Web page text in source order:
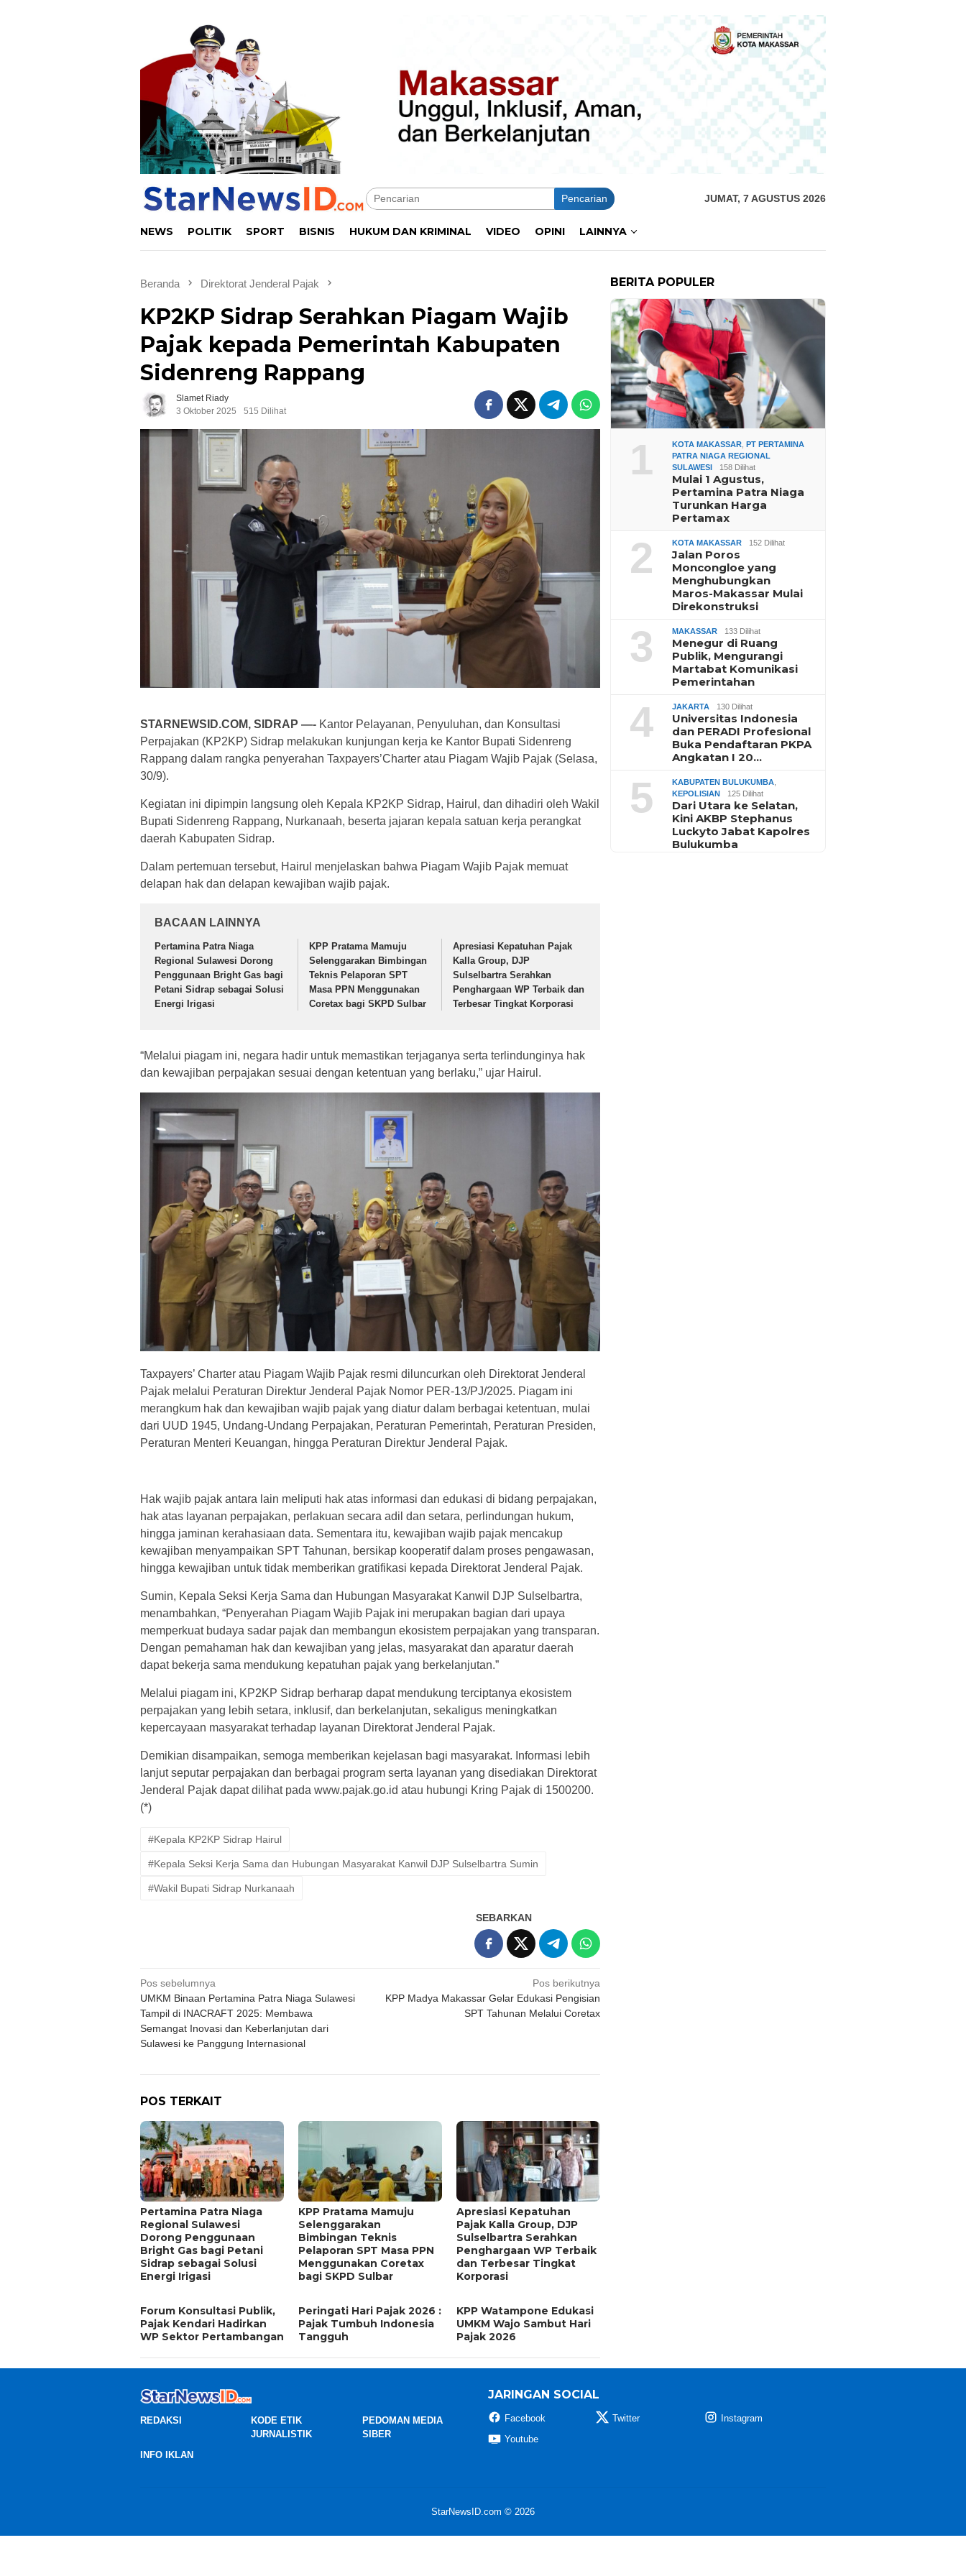
Pencarian JUMAT, 7 AGUSTUS 2026
NEWS POLITIK SPORT BISNIS HUKUM DAN KRIMINAL VIDEO OPINI LAINNYA
Beranda Direktorat Jenderal Pajak
KP2KP Sidrap Serahkan Piagam Wajib
Pajak kepada Pemerintah Kabupaten
Sidenreng Rappang
Slamet Riady
3 Oktober 2025
515 Dilihat
STARNEWSID.COM, SIDRAP —- Kantor Pelayanan, Penyuluhan, dan Konsultasi
Perpajakan (KP2KP) Sidrap melakukan kunjungan kerja ke Kantor Bupati Sidenreng
Rappang dalam rangka penyerahan Taxpayers’Charter atau Piagam Wajib Pajak (Selasa,
30/9).
Kegiatan ini dipimpin langsung oleh Kepala KP2KP Sidrap, Hairul, dan dihadiri oleh Wakil
Bupati Sidenreng Rappang, Nurkanaah, beserta jajaran kepala satuan kerja perangkat
daerah Kabupaten Sidrap.
Dalam pertemuan tersebut, Hairul menjelaskan bahwa Piagam Wajib Pajak memuat
delapan hak dan delapan kewajiban wajib pajak.
BACAAN LAINNYA
Pertamina Patra Niaga
Regional Sulawesi Dorong
Penggunaan Bright Gas bagi
Petani Sidrap sebagai Solusi
Energi Irigasi
KPP Pratama Mamuju
Selenggarakan Bimbingan
Teknis Pelaporan SPT
Masa PPN Menggunakan
Coretax bagi SKPD Sulbar
Apresiasi Kepatuhan Pajak
Kalla Group, DJP
Sulselbartra Serahkan
Penghargaan WP Terbaik dan
Terbesar Tingkat Korporasi
“Melalui piagam ini, negara hadir untuk memastikan terjaganya serta terlindunginya hak
dan kewajiban perpajakan sesuai dengan ketentuan yang berlaku,” ujar Hairul.
Taxpayers’ Charter atau Piagam Wajib Pajak resmi diluncurkan oleh Direktorat Jenderal
Pajak melalui Peraturan Direktur Jenderal Pajak Nomor PER-13/PJ/2025. Piagam ini
merangkum hak dan kewajiban wajib pajak yang diatur dalam berbagai ketentuan, mulai
dari UUD 1945, Undang-Undang Perpajakan, Peraturan Pemerintah, Peraturan Presiden,
Peraturan Menteri Keuangan, hingga Peraturan Direktur Jenderal Pajak.
Hak wajib pajak antara lain meliputi hak atas informasi dan edukasi di bidang perpajakan,
hak atas layanan perpajakan, perlakuan secara adil dan setara, perlindungan hukum,
hingga jaminan kerahasiaan data. Sementara itu, kewajiban wajib pajak mencakup
kewajiban menyampaikan SPT Tahunan, bersikap kooperatif dalam proses pengawasan,
hingga kewajiban untuk tidak memberikan gratifikasi kepada Direktorat Jenderal Pajak.
Sumin, Kepala Seksi Kerja Sama dan Hubungan Masyarakat Kanwil DJP Sulselbartra,
menambahkan, “Penyerahan Piagam Wajib Pajak ini merupakan bagian dari upaya
memperkuat budaya sadar pajak dan membangun ekosistem perpajakan yang transparan.
Dengan pemahaman hak dan kewajiban yang jelas, masyarakat dan aparatur daerah
dapat bekerja sama mendukung kepatuhan pajak yang berkelanjutan.”
Melalui piagam ini, KP2KP Sidrap berharap dapat mendukung terciptanya ekosistem
perpajakan yang lebih setara, inklusif, dan berkelanjutan, sekaligus meningkatkan
kepercayaan masyarakat terhadap layanan Direktorat Jenderal Pajak.
Demikian disampaikan, semoga memberikan kejelasan bagi masyarakat. Informasi lebih
lanjut seputar perpajakan dan berbagai program serta layanan yang disediakan Direktorat
Jenderal Pajak dapat dilihat pada www.pajak.go.id atau hubungi Kring Pajak di 1500200.
(*)
#Kepala KP2KP Sidrap Hairul
#Kepala Seksi Kerja Sama dan Hubungan Masyarakat Kanwil DJP Sulselbartra Sumin
#Wakil Bupati Sidrap Nurkanaah
SEBARKAN
Navigasi
pos
Pos sebelumnya
UMKM Binaan Pertamina Patra Niaga Sulawesi
Tampil di INACRAFT 2025: Membawa
Semangat Inovasi dan Keberlanjutan dari
Sulawesi ke Panggung Internasional
Pos berikutnya
KPP Madya Makassar Gelar Edukasi Pengisian
SPT Tahunan Melalui Coretax
POS TERKAIT
Pertamina Patra Niaga
Regional Sulawesi
Dorong Penggunaan
Bright Gas bagi Petani
Sidrap sebagai Solusi
Energi Irigasi
KPP Pratama Mamuju
Selenggarakan
Bimbingan Teknis
Pelaporan SPT Masa PPN
Menggunakan Coretax
bagi SKPD Sulbar
Apresiasi Kepatuhan
Pajak Kalla Group, DJP
Sulselbartra Serahkan
Penghargaan WP Terbaik
dan Terbesar Tingkat
Korporasi
Forum Konsultasi Publik,
Pajak Kendari Hadirkan
WP Sektor Pertambangan
Peringati Hari Pajak 2026 :
Pajak Tumbuh Indonesia
Tangguh
KPP Watampone Edukasi
UMKM Wajo Sambut Hari
Pajak 2026
BERITA POPULER
1 KOTA MAKASSAR ,PT PERTAMINA
PATRA NIAGA REGIONAL
SULAWESI
158 Dilihat
Mulai 1 Agustus,
Pertamina Patra Niaga
Turunkan Harga
Pertamax
2 KOTA MAKASSAR 152 Dilihat
Jalan Poros
Moncongloe yang
Menghubungkan
Maros-Makassar Mulai
Direkonstruksi
3 MAKASSAR 133 Dilihat
Menegur di Ruang
Publik, Mengurangi
Martabat Komunikasi
Pemerintahan
4 JAKARTA 130 Dilihat
Universitas Indonesia
dan PERADI Profesional
Buka Pendaftaran PKPA
Angkatan I 20…
5 KABUPATEN BULUKUMBA
KEPOLISIAN
125 Dilihat
Dari Utara ke Selatan,
Kini AKBP Stephanus
Luckyto Jabat Kapolres
Bulukumba
REDAKSI
KODE ETIK
JURNALISTIK
PEDOMAN MEDIA
SIBER
INFO IKLAN
JARINGAN SOCIAL
Facebook Twitter
Instagram
Youtube
StarNewsID.com © 2026